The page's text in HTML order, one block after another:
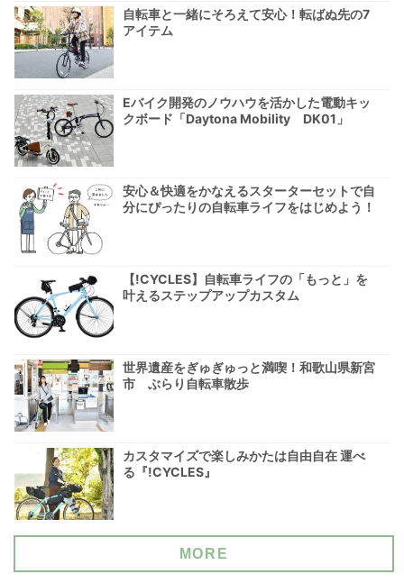
自転車と一緒にそろえて安心！転ばぬ先の7
アイテム
Eバイク開発のノウハウを活かした電動キッ
クボード「Daytona Mobility DK01」
安心＆快適をかなえるスターターセットで自
分にぴったりの自転車ライフをはじめよう！
【!CYCLES】自転車ライフの「もっと」を
叶えるステップアップカスタム
世界遺産をぎゅぎゅっと満喫！和歌山県新宮
市 ぶらり自転車散歩
カスタマイズで楽しみかたは自由自在 運べ
る『!CYCLES』
MORE